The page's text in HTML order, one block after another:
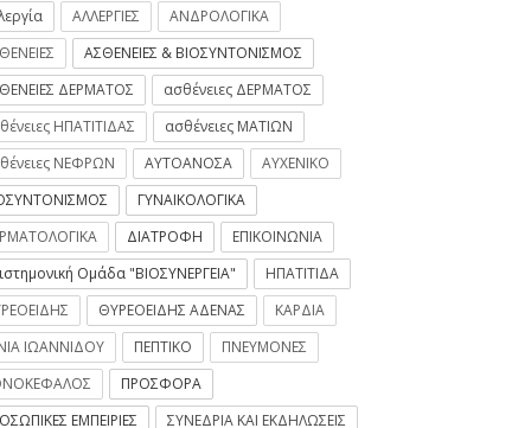
ΑΛΛΕΡΓΙΕΣ
ΑΝΔΡΟΛΟΓΙΚΑ
ΑΣΘΕΝΕΙΕΣ & ΒΙΟΣΥΝΤΟΝΙΣΜΟΣ
ΔΕΡΜΑΤΟΣ
ασθένειες ΔΕΡΜΑΤΟΣ
ΗΠΑΤΙΤΙΔΑΣ
ασθένειες ΜΑΤΙΩΝ
ΝΕΦΡΩΝ
ΑΥΤΟΑΝΟΣΑ
ΑΥΧΕΝΙΚΟ
ΓΥΝΑΙΚΟΛΟΓΙΚΑ
ΔΙΑΤΡΟΦΗ
ΕΠΙΚΟΙΝΩΝΙΑ
Ομάδα "ΒΙΟΣΥΝΕΡΓΕΙΑ"
ΗΠΑΤΙΤΙΔΑ
ΘΥΡΕΟΕΙΔΗΣ ΑΔΕΝΑΣ
ΚΑΡΔΙΑ
ΙΩΑΝΝΙΔΟΥ
ΠΕΠΤΙΚΟ
ΠΝΕΥΜΟΝΕΣ
ΠΡΟΣΦΟΡΑ
ΕΜΠΕΙΡΙΕΣ
ΣΥΝΕΔΡΙΑ ΚΑΙ ΕΚΔΗΛΩΣΕΙΣ